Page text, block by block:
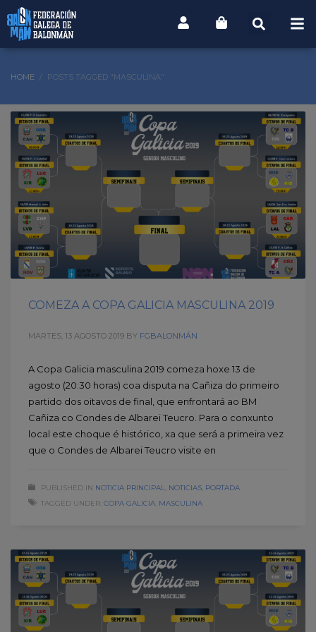
HOME POSTS TAGGED "MASCULINA"
COMEZA A COPA GALICIA MASCULINA 2019
MARTES, 13 AGOSTO 2019 BY FGBALONMÁN
A Copa Galicia masculina 2019 comeza hoxe 13 de
agosto (20:30 horas) coa disputa na Cañiza do primeiro
partido dos oitavos de final, que enfrontará ao BM
Cañiza co Condes de Albarei Teucro. Para o conxunto
local este choque é histórico, xa que será a primeira vez
que o Condes de Albarei Teucro visite en
PUBLISHED IN NOTICIA PRINCIPAL NOTICIAS PORTADA
TAGGED UNDER: COPA GALICIA MASCULINA